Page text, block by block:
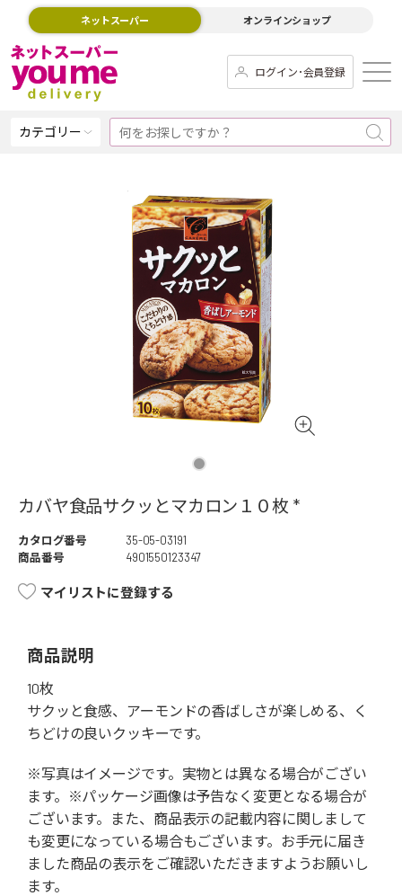
ネットスーパー オンラインショップ
ログイン･会員登録
カテゴリー
カバヤ食品サクッとマカロン１０枚 *
カタログ番号
35-05-03191
商品番号
4901550123347
マイリストに登録する
商品説明
10枚
サクッと食感、アーモンドの香ばしさが楽しめる、く
ちどけの良いクッキーです。
※写真はイメージです。実物とは異なる場合がござい
ます。※パッケージ画像は予告なく変更となる場合が
ございます。また、商品表示の記載内容に関しまして
も変更になっている場合もございます。お手元に届き
ました商品の表示をご確認いただきますようお願いし
ます。